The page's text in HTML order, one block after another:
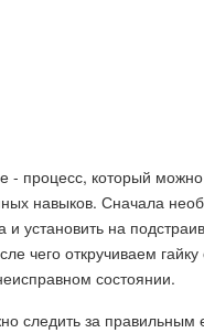
- процесс, который
навыков. Сначала
установить на
чего откручиваем
состоянии.
следить за